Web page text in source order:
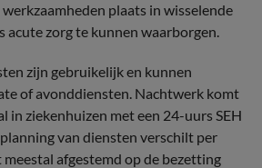
plaats in wisselende
acute zorg te kunnen waarborgen.
zijn gebruikelijk en kunnen
of avonddiensten. Nachtwerk komt
in ziekenhuizen met een 24-uurs SEH
van diensten verschilt per
afgestemd op de bezetting